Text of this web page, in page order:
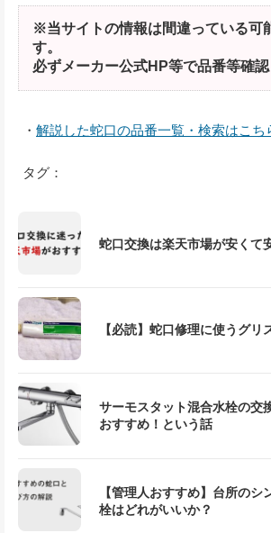
※当サイトの情報は間違っている可
す。
必ずメーカー公式HP等で品番等確認
・ 解説した蛇口の品番一覧・検索はこち
タグ：
蛇口交換は楽天市場が安くて
【必読】蛇口修理に使うグリ
サーモスタット混合水栓の交
おすすめ！という話
【管理人おすすめ】台所のシ
栓はどれがいいか？